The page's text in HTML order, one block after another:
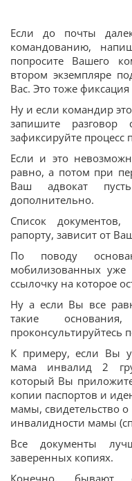
Если до почты
командованию,
попросите Вашего
втором экземпляре
Вас. Это тоже
Ну и если командир
запишите
зафиксируйте процесс
Если и это
равно, а потом при
Ваш адвокат
дополнительно.
Список
рапорту, зависит от
По поводу
мобилизованных уже
ссылочку на которое
Ну а если Вы все
такие
проконсультируйтесь
К примеру, если Вы
мама инвалид 2
который Вы
копии паспортов и
мамы, свидетельство
инвалидности мамы
Все документы
заверенных копиях.
Конечно, бывают